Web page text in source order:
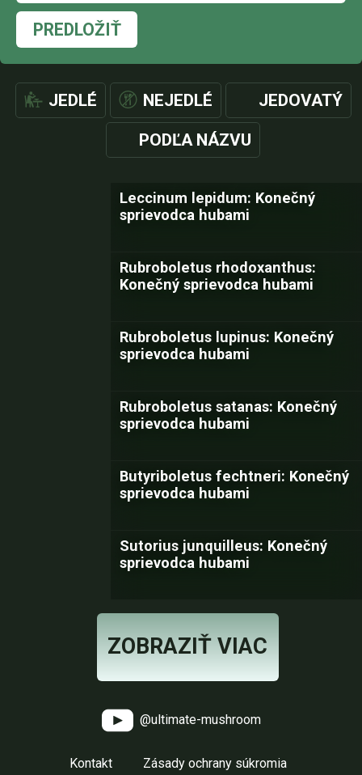
PREDLOŽIŤ
JEDLÉ NEJEDLÉ JEDOVATÝ
PODĽA NÁZVU
Leccinum lepidum: Konečný
sprievodca hubami
Rubroboletus rhodoxanthus:
Konečný sprievodca hubami
Rubroboletus lupinus: Konečný
sprievodca hubami
Rubroboletus satanas: Konečný
sprievodca hubami
Butyriboletus fechtneri: Konečný
sprievodca hubami
Sutorius junquilleus: Konečný
sprievodca hubami
ZOBRAZIŤ VIAC
@ultimate-mushroom
Kontakt Zásady ochrany súkromia